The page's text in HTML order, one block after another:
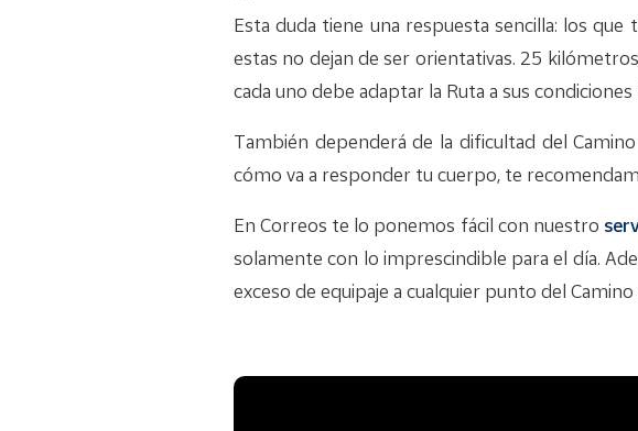
Esta duda tiene una respuesta sencilla: los que
estas no dejan de ser orientativas. 25
cada uno debe adaptar la Ruta a sus
También dependerá de la dificultad del
cómo va a responder tu cuerpo, te
En Correos te lo ponemos fácil con nuestro
solamente con lo imprescindible para el día.
exceso de equipaje a cualquier punto del Camino